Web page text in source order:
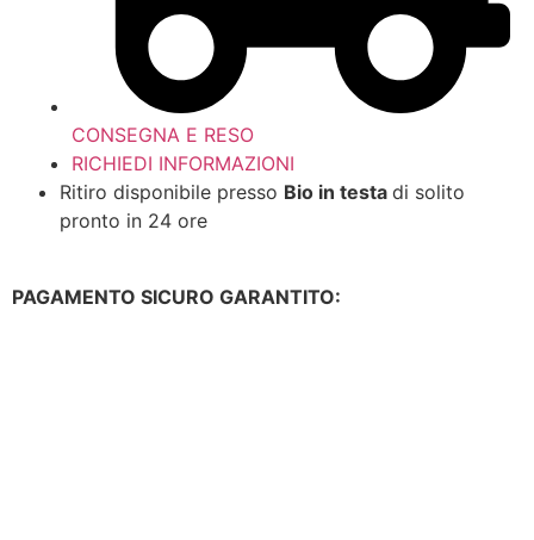
CONSEGNA E RESO
RICHIEDI INFORMAZIONI
Ritiro disponibile presso Bio in testa di solito
pronto in 24 ore
PAGAMENTO SICURO GARANTITO: